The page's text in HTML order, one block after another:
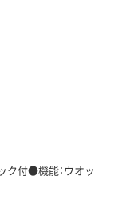
ク付●機能：ウオッ